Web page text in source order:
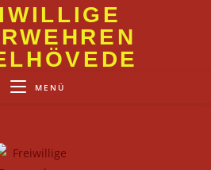
MENÜ